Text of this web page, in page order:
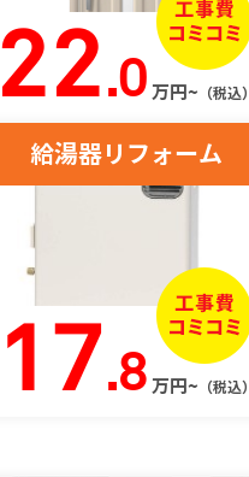
22.0 万円~ （税込）
給湯器リフォーム
17.8 万円~ （税込）